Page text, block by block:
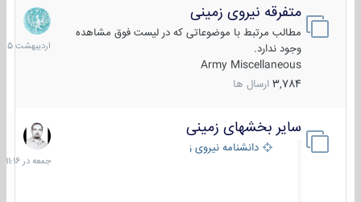
متفرقه نیروی زمینی
مطالب مرتبط با موضوعاتی که در لیست فوق مشاهده
وجود ندارد.
Army Miscellaneous
3,784 ارسال ها
27
1405
سایر بخشهای زمینی
دانشنامه نیروی زمینی
جمعه
در
11:16